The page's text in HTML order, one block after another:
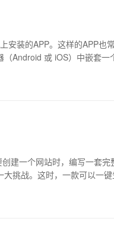
装的APP。这样的APP也
Android 或 iOS）中嵌套一
建一个网站时，编写一套
挑战。这时，一款可以一